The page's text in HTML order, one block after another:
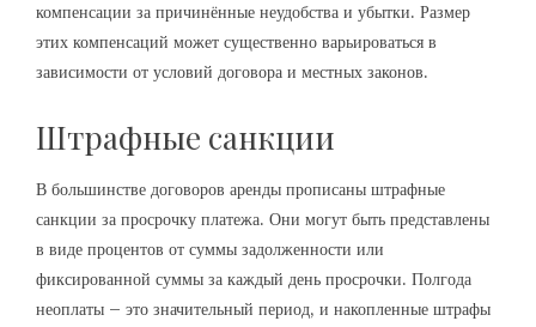
компенсации за причинённые неудобства и убытки. Размер
этих компенсаций может существенно варьироваться в
зависимости от условий договора и местных законов.
Штрафные санкции
В большинстве договоров аренды прописаны штрафные
санкции за просрочку платежа. Они могут быть представлены
в виде процентов от суммы задолженности или
фиксированной суммы за каждый день просрочки. Полгода
неоплаты – это значительный период, и накопленные штрафы